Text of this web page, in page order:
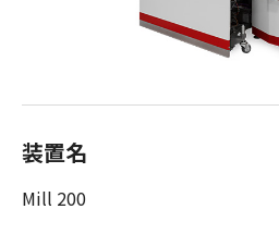
装置名
Mill 200